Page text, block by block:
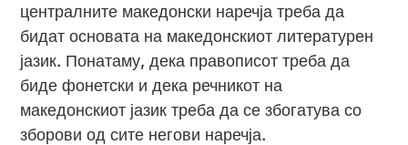
централните македонски наречја треба да
бидат основата на македонскиот литературен
јазик. Понатаму, дека правописот треба да
биде фонетски и дека речникот на
македонскиот јазик треба да се збогатува со
зборови од сите негови наречја.